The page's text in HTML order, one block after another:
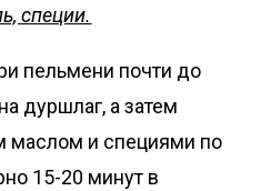
специи.
пельмени почти до
дуршлаг, а затем
маслом и специями по
15-20 минут в